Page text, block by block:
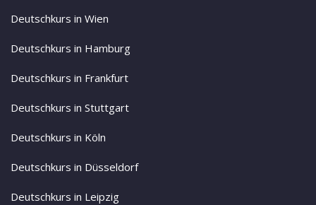
Deutschkurs in Wien
Deutschkurs in Hamburg
Deutschkurs in Frankfurt
Deutschkurs in Stuttgart
Deutschkurs in Köln
Deutschkurs in Düsseldorf
Deutschkurs in Leipzig